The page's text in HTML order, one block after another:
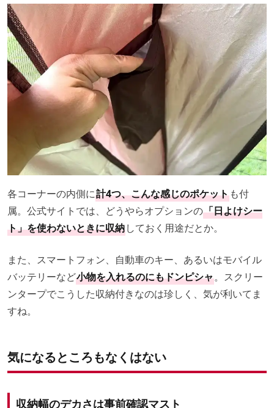
各コーナーの内側に計4つ、こんな感じのポケットも付
属。公式サイトでは、どうやらオプションの「日よけシー
ト」を使わないときに収納しておく用途だとか。
また、スマートフォン、自動車のキー、あるいはモバイル
バッテリーなど小物を入れるのにもドンピシャ。スクリー
ンタープでこうした収納付きなのは珍しく、気が利いてま
すね。
気になるところもなくはない
収納幅のデカさは事前確認マスト